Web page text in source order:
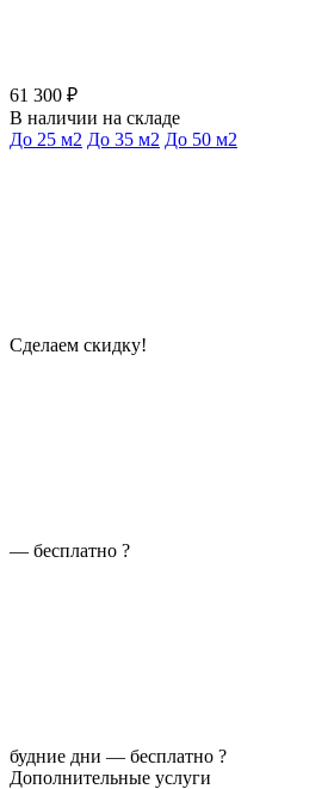
61 300 ₽
В наличии на складе
До 25 м2 До 35 м2 До 50 м2
Сделаем скидку!
— бесплатно ?
будние дни — бесплатно ?
Дополнительные услуги